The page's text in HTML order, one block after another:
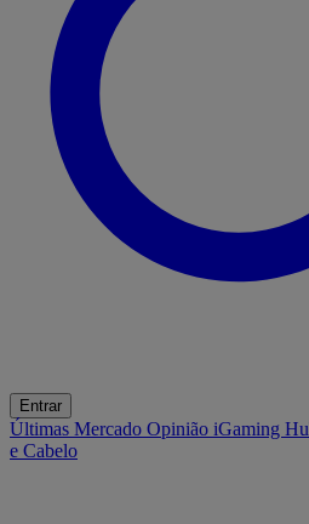
Entrar
Últimas Mercado Opinião iGaming
e Cabelo